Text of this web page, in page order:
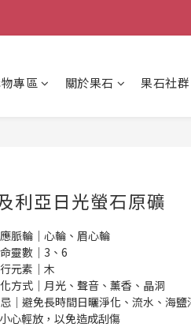
專區 關於果石 果石社群
利亞日光螢石原礦
脈輪｜心輪、眉心輪
靈數｜3、6
元素｜木
方式｜月光、聲音、薰香、晶洞
｜避免長時間日曬淨化、流水、海鹽
心輕放，以免造成刮傷